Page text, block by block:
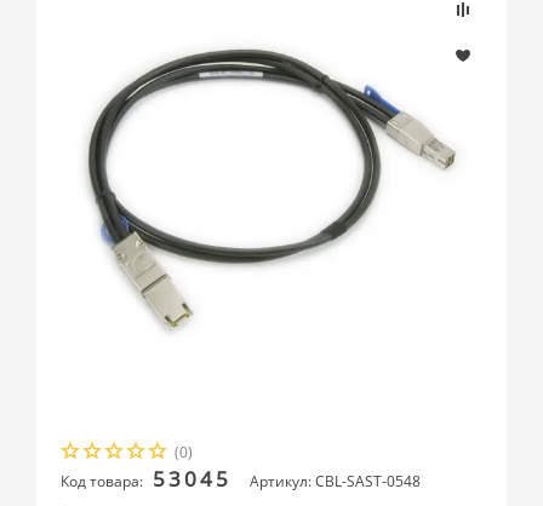
(0)
Код товара: 53045
Артикул: CBL-SAST-0548